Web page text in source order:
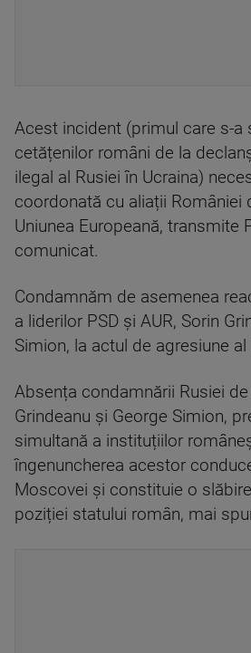
Acest incident (primul care s-a
cetățenilor români de la
ilegal al Rusiei în Ucraina)
coordonată cu aliații României
Uniunea Europeană, transmite
comunicat.
Condamnăm de asemenea
a liderilor PSD și AUR, Sorin
Simion, la actul de agresiune al
Absența condamnării Rusiei
Grindeanu și George Simion,
simultană a instituțiilor
îngenuncherea acestor
Moscovei și constituie o
poziției statului român, mai